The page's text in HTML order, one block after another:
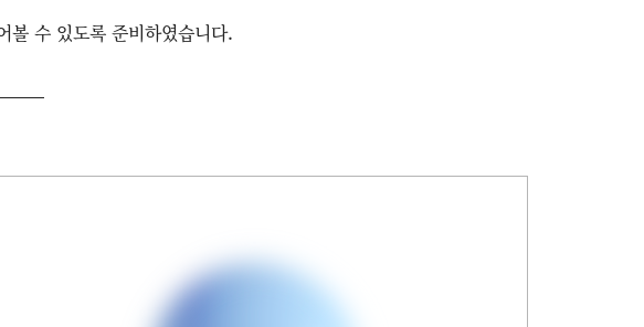
볼 수 있도록 준비하였습니다.